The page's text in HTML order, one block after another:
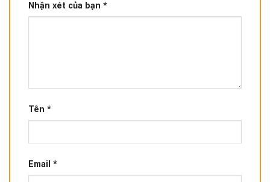
Nhận xét của bạn *
Tên *
Email *